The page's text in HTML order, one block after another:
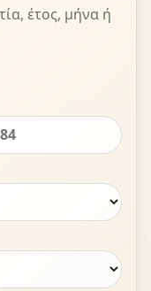
έτος, μήνα ή